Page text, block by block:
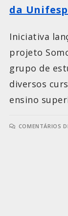
da Unifesp
Iniciativa
projeto
grupo de
diversos
ensino
COMENTÁRIOS